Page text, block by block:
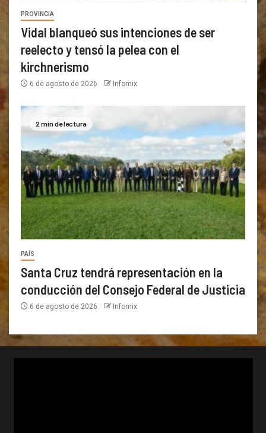
PROVINCIA
Vidal blanqueó sus intenciones de ser
reelecto y tensó la pelea con el
kirchnerismo
6 de agosto de 2026 Infomix
2 min de lectura
PAÍS
Santa Cruz tendrá representación en la
conducción del Consejo Federal de Justicia
6 de agosto de 2026 Infomix